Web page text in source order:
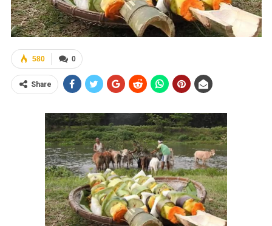
0
580
Share